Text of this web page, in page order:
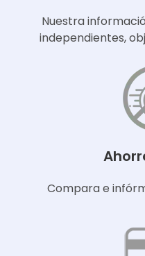
Nuestra
independientes,
Compara e